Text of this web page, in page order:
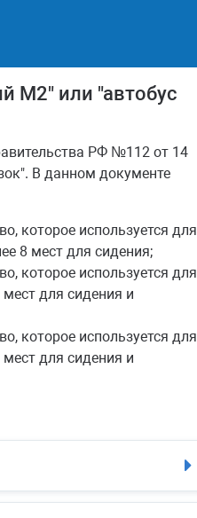
М2" или "автобус
РФ №112 от 14
В данном документе
которое используется для
8 мест для сидения;
которое используется для
для сидения и
которое используется для
для сидения и